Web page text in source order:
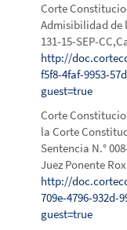
Corte
Admisibilidad de
131-15-SEP-
http://
f5f8-4faf-9953-
guest=true
Corte
la Corte
Sentencia N.°
Juez Ponente
http://
709e-4796-932d-
guest=true